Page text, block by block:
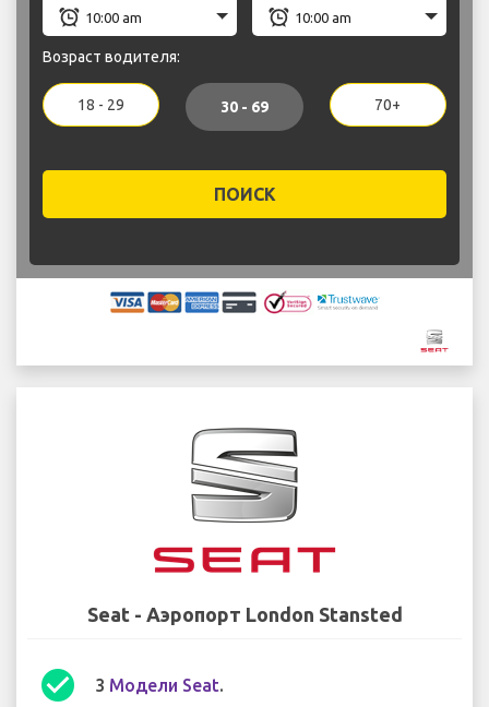
Возраст водителя:
18 - 29 30 - 69 70+
ПОИСК
Seat - Аэропорт London Stansted
check_circle 3 Модели Seat.